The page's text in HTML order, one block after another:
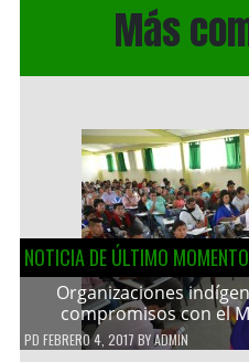
Más
NOTICIA DE ÚLTIMO MOMENTO
Organizaciones
compromisos con el
PD FEBRERO 4, 2017 BYADMIN